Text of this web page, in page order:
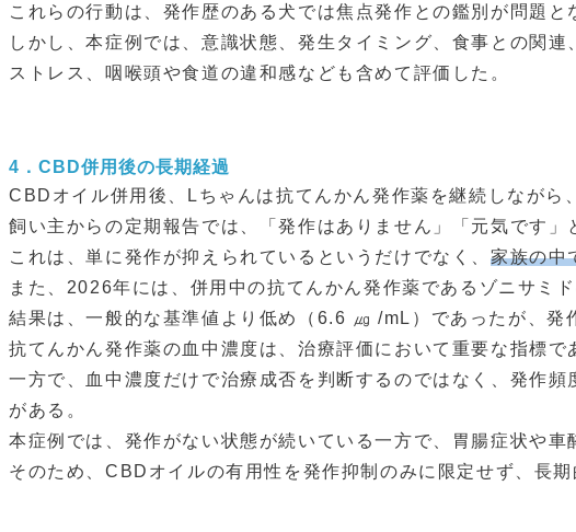
これらの行動は、発作歴のある犬では焦点発作との鑑別が問題と
しかし、本症例では、意識状態、発生タイミング、食事との関
ストレス、咽喉頭や食道の違和感なども含めて評価した。
4． CBD併用後の長期経過
CBDオイル併用後、Lちゃんは抗てんかん発作薬を継続しながら、
飼い主からの定期報告では、「発作はありません」「元気です」
これは、単に発作が抑えられているというだけでなく、家族の中
また、2026年には、併用中の抗てんかん発作薬であるゾニサミ
結果は、一般的な基準値より低め（6.6 ㎍ /mL）であったが、発
抗てんかん発作薬の血中濃度は、治療評価において重要な指標で
一方で、血中濃度だけで治療成否を判断するのではなく、発作
がある。
本症例では、発作がない状態が続いている一方で、胃腸症状や車
そのため、CBDオイルの有用性を発作抑制のみに限定せず、長